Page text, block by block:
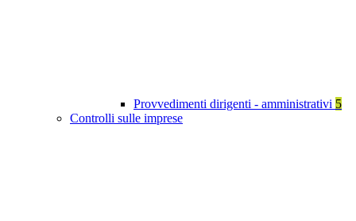
Provvedimenti dirigenti - amministrativi 5
Controlli sulle imprese